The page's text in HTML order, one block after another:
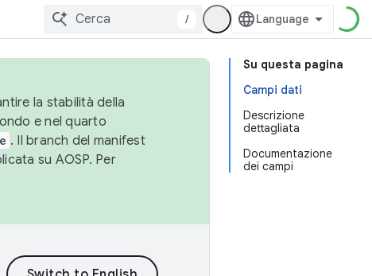
/
Su questa pagina
Campi dati
Descrizione
dettagliata
Documentazione
dei campi
la stabilità della
e nel quarto
. Il branch del manifest
su AOSP. Per